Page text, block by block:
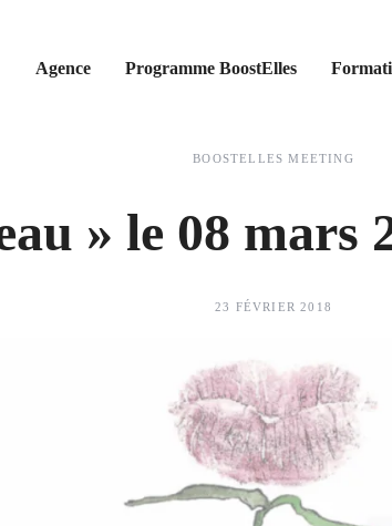
Agence Programme BoostElles
BOOSTELLES MEETING
» le 08 mars
23 FÉVRIER 2018